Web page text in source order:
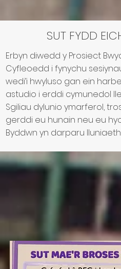
SUT FYDD
Erbyn diwedd y Prosiect
Cyfleoedd i fynychu
wedi’i hwyluso gan ein
astudio i erddi cymunedol
Sgiliau dylunio ymarferol,
gerddi eu hunain neu eu
Byddwn yn darparu